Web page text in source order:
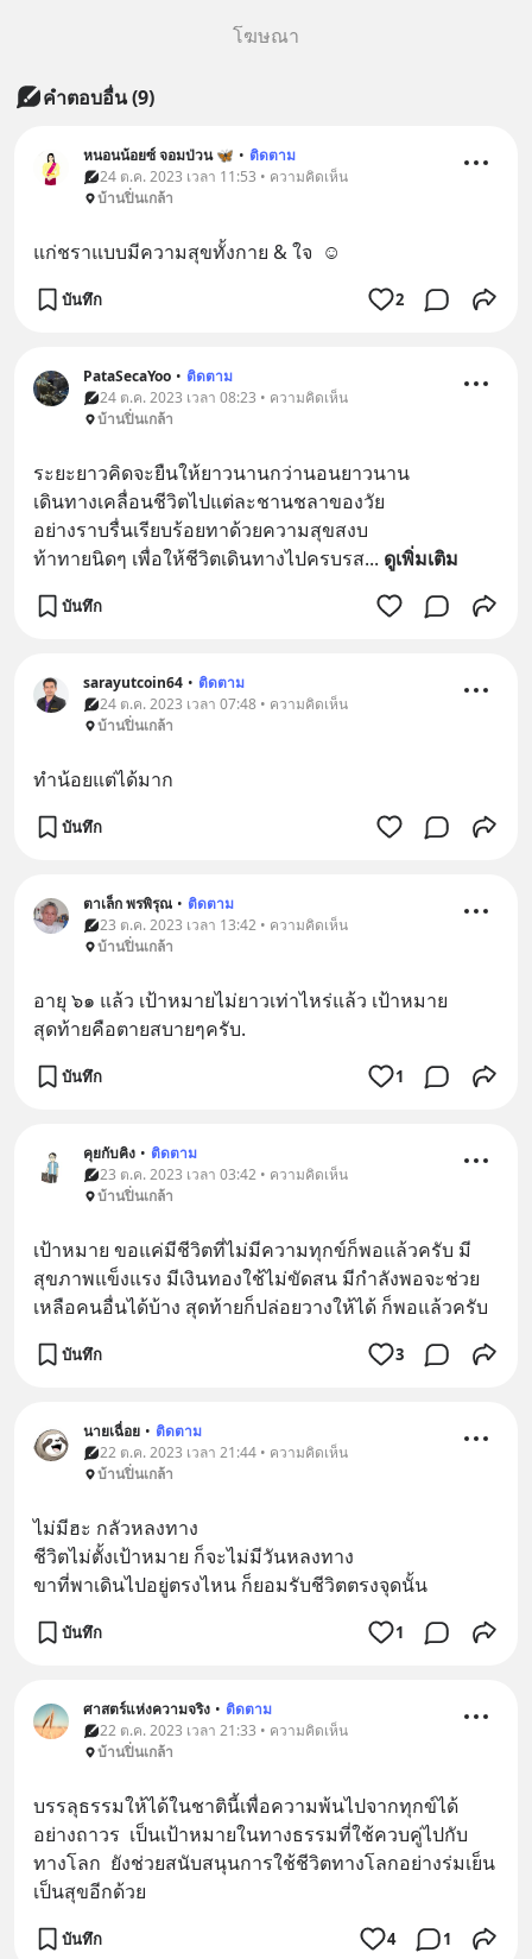
โฆษณา
คำตอบอื่น(9)
หนอนน้อยซ์ จอมป่วน 🦋 • ติดตาม
24 ต.ค. 2023 เวลา 11:53 • ความคิดเห็น
บ้านปิ่นเกล้า
แก่ชราแบบมีความสุขทั้งกาย & ใจ  ☺️
บันทึก 2
PataSecaYoo • ติดตาม
24 ต.ค. 2023 เวลา 08:23 • ความคิดเห็น
บ้านปิ่นเกล้า
ระยะยาวคิดจะยืนให้ยาวนานกว่านอนยาวนาน
เดินทางเคลื่อนชีวิตไปแต่ละชานชลาของวัย
อย่างราบรื่นเรียบร้อยทาด้วยความสุขสงบ
ท้าทายนิดๆ เพื่อให้ชีวิตเดินทางไปครบรส... ดูเพิ่มเติม
บันทึก
sarayutcoin64 • ติดตาม
24 ต.ค. 2023 เวลา 07:48 • ความคิดเห็น
บ้านปิ่นเกล้า
ทำน้อยแต่ได้มาก
บันทึก
ตาเล็ก พรพิรุณ • ติดตาม
23 ต.ค. 2023 เวลา 13:42 • ความคิดเห็น
บ้านปิ่นเกล้า
อายุ ๖๑ แล้ว เป้าหมายไม่ยาวเท่าไหร่แล้ว เป้าหมาย
สุดท้ายคือตายสบายๆครับ.
บันทึก 1
คุยกับคิง • ติดตาม
23 ต.ค. 2023 เวลา 03:42 • ความคิดเห็น
บ้านปิ่นเกล้า
เป้าหมาย ขอแค่มีชีวิตที่ไม่มีความทุกข์ก็พอแล้วครับ มี
สุขภาพแข็งแรง มีเงินทองใช้ไม่ขัดสน มีกำลังพอจะช่วย
เหลือคนอื่นได้บ้าง สุดท้ายก็ปล่อยวางให้ได้ ก็พอแล้วครับ
บันทึก 3
นายเฉื่อย • ติดตาม
22 ต.ค. 2023 เวลา 21:44 • ความคิดเห็น
บ้านปิ่นเกล้า
ไม่มีฮะ กลัวหลงทาง
ชีวิตไม่ตั้งเป้าหมาย ก็จะไม่มีวันหลงทาง
ขาที่พาเดินไปอยู่ตรงไหน ก็ยอมรับชีวิตตรงจุดนั้น
บันทึก 1
ศาสตร์แห่งความจริง • ติดตาม
22 ต.ค. 2023 เวลา 21:33 • ความคิดเห็น
บ้านปิ่นเกล้า
บรรลุธรรมให้ได้ในชาตินี้เพื่อความพ้นไปจากทุกข์ได้
อย่างถาวร  เป็นเป้าหมายในทางธรรมที่ใช้ควบคู่ไปกับ
ทางโลก  ยังช่วยสนับสนุนการใช้ชีวิตทางโลกอย่างร่มเย็น
เป็นสุขอีกด้วย
บันทึก 4 1